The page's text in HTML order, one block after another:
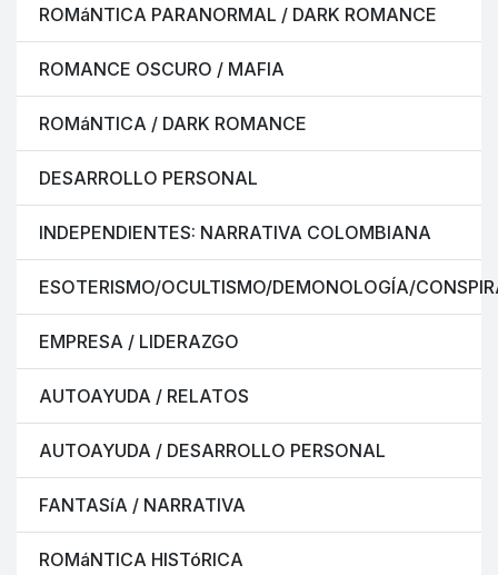
ROMáNTICA PARANORMAL / DARK ROMANCE
ROMANCE OSCURO / MAFIA
ROMáNTICA / DARK ROMANCE
DESARROLLO PERSONAL
INDEPENDIENTES: NARRATIVA COLOMBIANA
ESOTERISMO/OCULTISMO/DEMONOLOGÍA/
EMPRESA / LIDERAZGO
AUTOAYUDA / RELATOS
AUTOAYUDA / DESARROLLO PERSONAL
FANTASíA / NARRATIVA
ROMáNTICA HISTóRICA